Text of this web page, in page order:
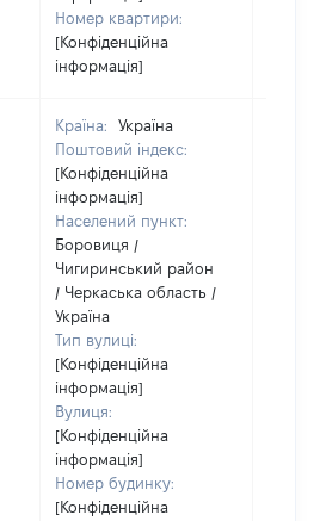
Номер квартири:
[Конфіденційна
інформація]
Країна:
Україна
Поштовий індекс:
[Конфіденційна
інформація]
Населений пункт:
Боровиця /
Чигиринський район
/ Черкаська область /
Україна
Тип вулиці:
[Конфіденційна
інформація]
Вулиця:
[Конфіденційна
інформація]
Номер будинку:
[Конфіденційна